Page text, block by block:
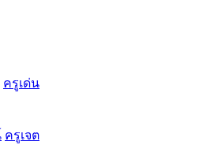
ครูเด่น
ครูเจต